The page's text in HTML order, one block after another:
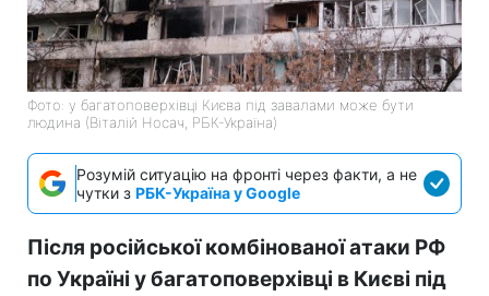
Фото: у багатоповерхівці Києва під завалами може бути
людина (Віталій Носач, РБК-Україна)
Розумій ситуацію на фронті через факти, а не
чутки з РБК-Україна у Google
Після російської комбінованої атаки РФ
по Україні у багатоповерхівці в Києві під